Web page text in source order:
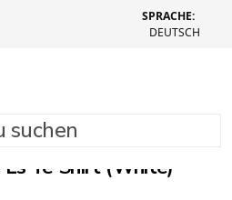
SPRACHE:
DEUTSCH
Te-Shirt (White)